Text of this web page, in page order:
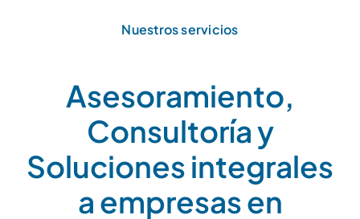
Nuestros servicios
Asesoramiento,
Consultoría y
Soluciones integrales
a empresas en